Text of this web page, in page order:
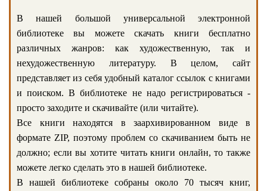
В нашей большой универсальной электронной
библиотеке вы можете скачать книги бесплатно
различных жанров: как художественную, так и
нехудожественную литературу. В целом, сайт
представляет из себя удобный каталог ссылок с книгами
и поиском. В библиотеке не надо регистрироваться -
просто заходите и скачивайте (или читайте).
Все книги находятся в заархивированном виде в
формате ZIP, поэтому проблем со скачиванием быть не
должно; если вы хотите читать книги онлайн, то также
можете легко сделать это в нашей библиотеке.
В нашей библиотеке собраны около 70 тысяч книг,